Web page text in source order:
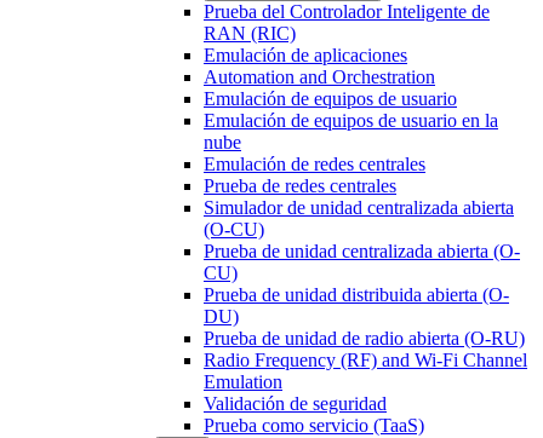
Prueba del Controlador Inteligente de
RAN (RIC)
Emulación de aplicaciones
Automation and Orchestration
Emulación de equipos de usuario
Emulación de equipos de usuario en la
nube
Emulación de redes centrales
Prueba de redes centrales
Simulador de unidad centralizada abierta
(O-CU)
Prueba de unidad centralizada abierta (O-
CU)
Prueba de unidad distribuida abierta (O-
DU)
Prueba de unidad de radio abierta (O-RU)
Radio Frequency (RF) and Wi-Fi Channel
Emulation
Validación de seguridad
Prueba como servicio (TaaS)